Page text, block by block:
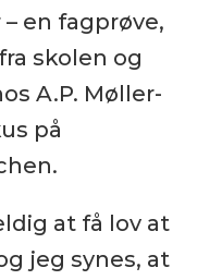
en fagprøve,
skolen og
A.P. Møller-
på
at få lov at
jeg synes, at